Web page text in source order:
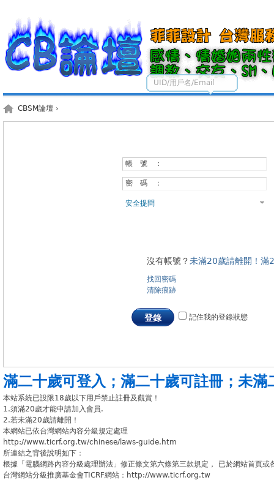
UID/用戶名/Email
CBSM論壇 ›
帳 號 ：
密 碼 ：
安全提問
沒有帳號？未滿20歲請離開！滿
找回密碼
清除痕跡
登錄 記住我的登錄狀態
滿二十歲可登入 ； 滿二十歲可註冊 ； 未滿
本站系統已設限18歲以下用戶禁止註冊及觀賞！
1.須滿20歲才能申請加入會員.
2.若未滿20歲請離開！
本網站已依台灣網站內容分級規定處理
http://www.ticrf.org.tw/chinese/laws-guide.htm
所連結之背後說明如下：
根據「電腦網路內容分級處理辦法」修正條文第六條第三款規定， 已於網站首頁
台灣網站分級推廣基金會TICRF網站：http://www.ticrf.org.tw